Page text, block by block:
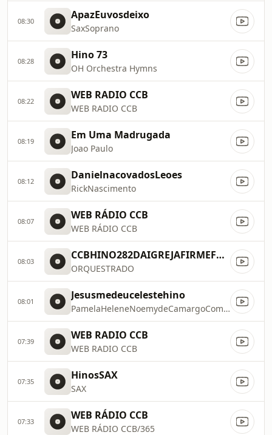
08:30 ApazEuvosdeixo
SaxSoprano
08:28 Hino 73
OH Orchestra Hymns
08:22 WEB RADIO CCB
WEB RADIO CCB
08:19 Em Uma Madrugada
Joao Paulo
08:12 DanielnacovadosLeoes
RickNascimento
08:07 WEB RÁDIO CCB
WEB RÁDIO CCB
08:03 CCBHINO282DAIGREJAFIRMEFUNDAMENTO
ORQUESTRADO
08:01 Jesusmedeucelestehino
PamelaHeleneNoemydeCamargoComJonasBenichio
07:39 WEB RADIO CCB
WEB RADIO CCB
07:35 HinosSAX
SAX
07:33 WEB RÁDIO CCB
WEB RÁDIO CCB/365